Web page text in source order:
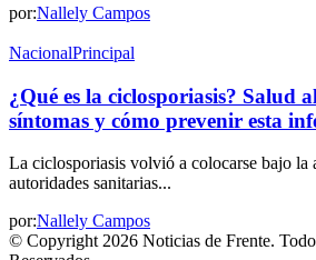
por:Nallely Campos
NacionalPrincipal
¿Qué es la ciclosporiasis? Salud
síntomas y cómo prevenir esta
La ciclosporiasis volvió a colocarse bajo la
autoridades sanitarias...
por:Nallely Campos
© Copyright 2026 Noticias de Frente.